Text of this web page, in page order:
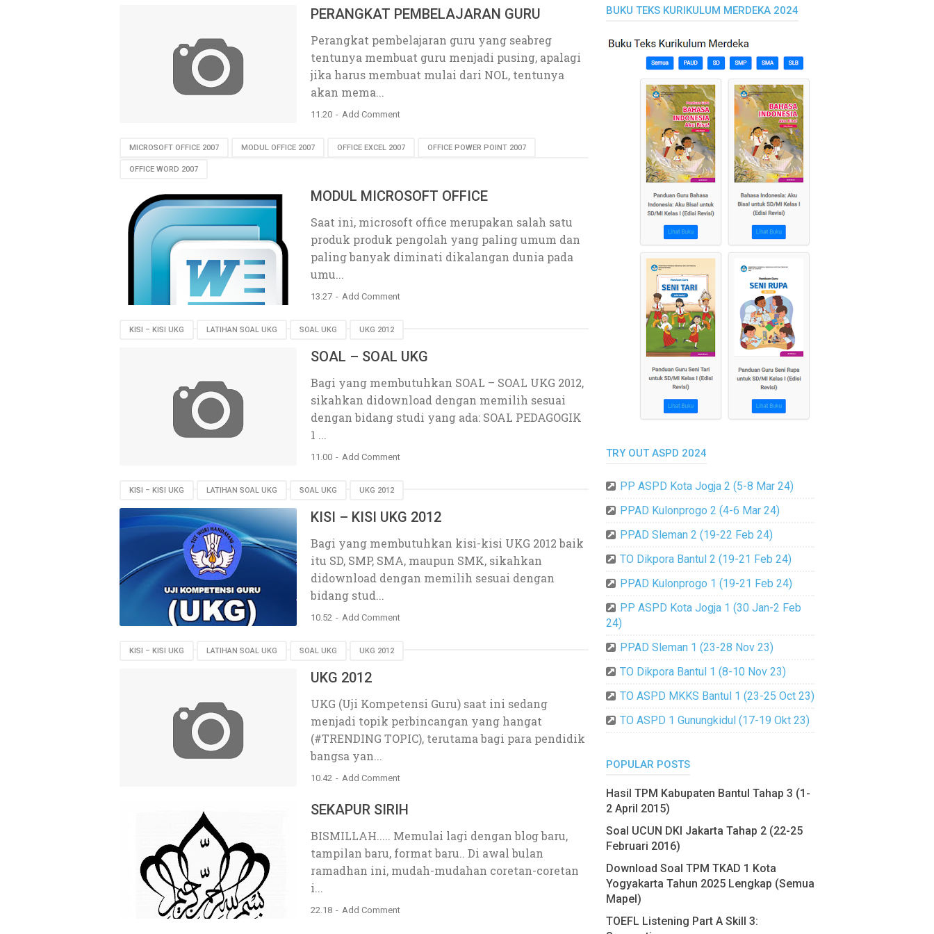
PERANGKAT PEMBELAJARAN GURU
Perangkat pembelajaran guru yang seabreg
tentunya membuat guru menjadi pusing, apalagi
jika harus membuat mulai dari NOL, tentunya
akan mema...
11.20 Add Comment
MICROSOFT OFFICE 2007 MODUL OFFICE 2007 OFFICE EXCEL 2007 OFFICE POWER POINT 2007
OFFICE WORD 2007
MODUL MICROSOFT OFFICE
Saat ini, microsoft office merupakan salah satu
produk produk pengolah yang paling umum dan
paling banyak diminati dikalangan dunia pada
umu...
13.27 Add Comment
KISI – KISI UKG LATIHAN SOAL UKG SOAL UKG UKG 2012
SOAL – SOAL UKG
Bagi yang membutuhkan SOAL – SOAL UKG 2012,
sikahkan didownload dengan memilih sesuai
dengan bidang studi yang ada: SOAL PEDAGOGIK
1 ...
11.00 Add Comment
KISI – KISI UKG LATIHAN SOAL UKG SOAL UKG UKG 2012
KISI – KISI UKG 2012
Bagi yang membutuhkan kisi-kisi UKG 2012 baik
itu SD, SMP, SMA, maupun SMK, sikahkan
didownload dengan memilih sesuai dengan
bidang stud...
10.52 Add Comment
KISI – KISI UKG LATIHAN SOAL UKG SOAL UKG UKG 2012
UKG 2012
UKG (Uji Kompetensi Guru) saat ini sedang
menjadi topik perbincangan yang hangat
(#TRENDING TOPIC), terutama bagi para pendidik
bangsa yan...
10.42 Add Comment
SEKAPUR SIRIH
BISMILLAH..... Memulai lagi dengan blog baru,
tampilan baru, format baru.. Di awal bulan
ramadhan ini, mudah-mudahan coretan-coretan
i...
22.18 Add Comment
BUKU TEKS KURIKULUM MERDEKA 2024
TRY OUT ASPD 2024
PP ASPD Kota Jogja 2 (5-8 Mar 24)
PPAD Kulonprogo 2 (4-6 Mar 24)
PPAD Sleman 2 (19-22 Feb 24)
TO Dikpora Bantul 2 (19-21 Feb 24)
PPAD Kulonprogo 1 (19-21 Feb 24)
PP ASPD Kota Jogja 1 (30 Jan-2 Feb
24)
PPAD Sleman 1 (23-28 Nov 23)
TO Dikpora Bantul 1 (8-10 Nov 23)
TO ASPD MKKS Bantul 1 (23-25 Oct 23)
TO ASPD 1 Gunungkidul (17-19 Okt 23)
POPULAR POSTS
Hasil TPM Kabupaten Bantul Tahap 3 (1-
2 April 2015)
Soal UCUN DKI Jakarta Tahap 2 (22-25
Februari 2016)
Download Soal TPM TKAD 1 Kota
Yogyakarta Tahun 2025 Lengkap (Semua
Mapel)
TOEFL Listening Part A Skill 3: